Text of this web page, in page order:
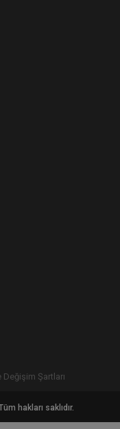
Değişim Şartları
hakları saklıdır.